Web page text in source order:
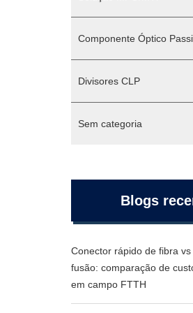
Componente Óptico
Divisores CLP
Sem categoria
Blogs
Conector rápido de fibra
fusão: comparação de
em campo FTTH